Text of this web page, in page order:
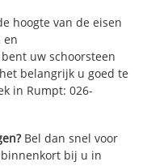
hoogte van de eisen
en
uw schoorsteen
belangrijk u goed te
in Rumpt: 026-
Bel dan snel voor
bij u in